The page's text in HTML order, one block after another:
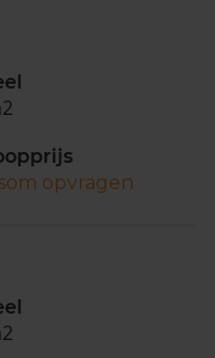
opvragen